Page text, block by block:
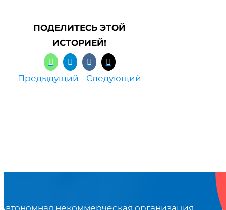
ПОДЕЛИТЕСЬ ЭТОЙ
ИСТОРИЕЙ!
Предыдущий Следующий
некоммерческая организация